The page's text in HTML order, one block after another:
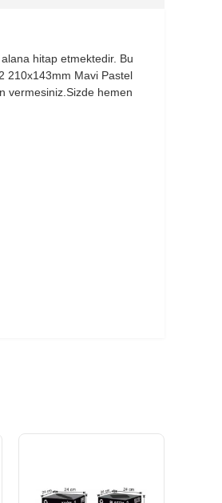
alana hitap etmektedir. Bu
210x143mm Mavi Pastel
vermesiniz.Sizde hemen